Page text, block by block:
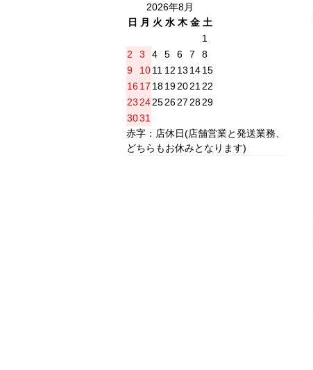
2026年8月
日
月 火 水 木 金 土
1
2
3 4 5 6 7
8
9
1011 12 13 1415
16 17 18192021 22
23 24252627 2829
3031
赤字：店休日(店舗営業と発送業務、
どちらもお休みとなります)